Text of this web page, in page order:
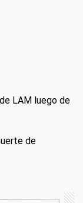
LAM luego de
de